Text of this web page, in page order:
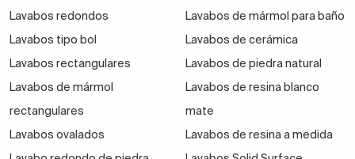
Las encimeras para muebles de lavabo se utilizan
como complemento indispensable y sustento del
lavamanos. Elige un bonito lavabo sobre encimera
Lavabos redondos
Lavabos tipo bol
Lavabos rectangulares
Lavabos de mármol
rectangulares
Lavabos ovalados
Lavabos de mármol para baño
Lavabos de cerámica
Lavabos de piedra natural
Lavabos de resina blanco
mate
Lavabos de resina a medida